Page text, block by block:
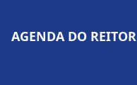
AGENDA DO REITOR